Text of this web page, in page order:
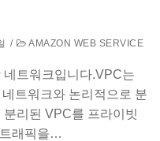
/ AMAZON WEB SERVICE
트워크입니다.VPC는
트워크와 논리적으로 분
리된 VPC를 프라이빗
트래픽을…